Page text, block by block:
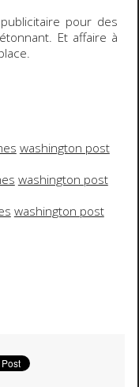
pour des
Et affaire à
washington post
washington post
washington post